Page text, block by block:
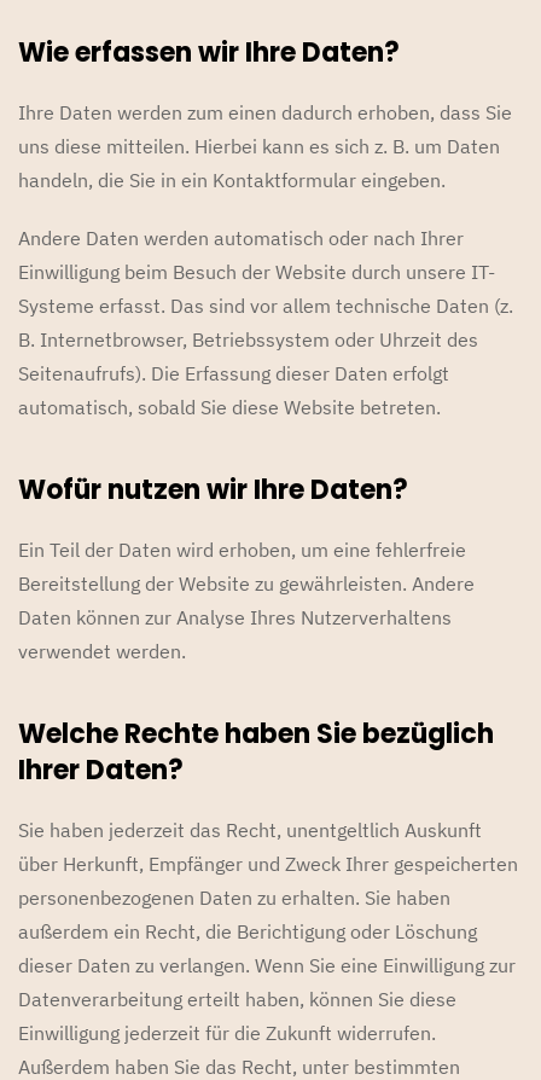
Wie erfassen wir Ihre Daten?
Ihre Daten werden zum einen dadurch erhoben, dass Sie
uns diese mitteilen. Hierbei kann es sich z. B. um Daten
handeln, die Sie in ein Kontaktformular eingeben.
Andere Daten werden automatisch oder nach Ihrer
Einwilligung beim Besuch der Website durch unsere IT-
Systeme erfasst. Das sind vor allem technische Daten (z.
B. Internetbrowser, Betriebssystem oder Uhrzeit des
Seitenaufrufs). Die Erfassung dieser Daten erfolgt
automatisch, sobald Sie diese Website betreten.
Wofür nutzen wir Ihre Daten?
Ein Teil der Daten wird erhoben, um eine fehlerfreie
Bereitstellung der Website zu gewährleisten. Andere
Daten können zur Analyse Ihres Nutzerverhaltens
verwendet werden.
Welche Rechte haben Sie bezüglich
Ihrer Daten?
Sie haben jederzeit das Recht, unentgeltlich Auskunft
über Herkunft, Empfänger und Zweck Ihrer gespeicherten
personenbezogenen Daten zu erhalten. Sie haben
außerdem ein Recht, die Berichtigung oder Löschung
dieser Daten zu verlangen. Wenn Sie eine Einwilligung zur
Datenverarbeitung erteilt haben, können Sie diese
Einwilligung jederzeit für die Zukunft widerrufen.
Außerdem haben Sie das Recht, unter bestimmten